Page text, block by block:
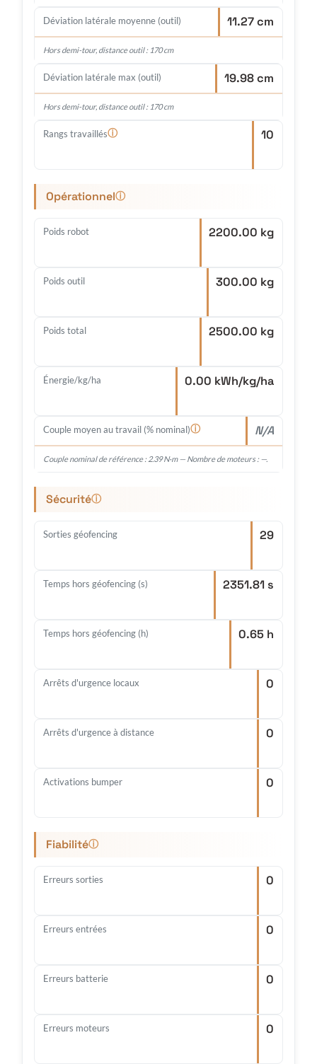
Déviation latérale moyenne (outil) 11.27 cm
Hors demi-tour, distance outil : 170 cm
Déviation latérale max (outil) 19.98 cm
Hors demi-tour, distance outil : 170 cm
Rangs travaillésⓘ 10
Opérationnelⓘ
Poids robot 2200.00 kg
Poids outil 300.00 kg
Poids total 2500.00 kg
Énergie/kg/ha 0.00 kWh/kg/ha
Couple moyen au travail (% nominal)ⓘ N/A
Couple nominal de référence : 2.39 N·m — Nombre de moteurs : —.
Sécuritéⓘ
Sorties géofencing 29
Temps hors géofencing (s) 2351.81 s
Temps hors géofencing (h) 0.65 h
Arrêts d'urgence locaux 0
Arrêts d'urgence à distance 0
Activations bumper 0
Fiabilitéⓘ
Erreurs sorties 0
Erreurs entrées 0
Erreurs batterie 0
Erreurs moteurs 0